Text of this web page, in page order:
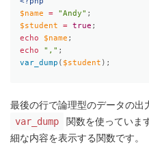
$name
= "Andy" ;
$student
= true ;
echo
$name ;
echo
"," ;
var_dump ( $student ) ;
最後の行で論理型のデータの出
var_dump 関数を使っていま
細な内容を表示する関数です。